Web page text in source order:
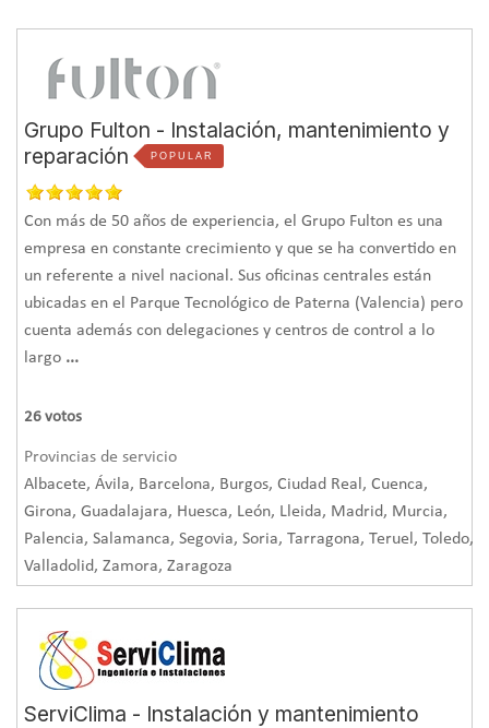
Grupo Fulton - Instalación, mantenimiento y
reparación
POPULAR
Con más de 50 años de experiencia, el Grupo Fulton es una
empresa en constante crecimiento y que se ha convertido en
un referente a nivel nacional. Sus oficinas centrales están
ubicadas en el Parque Tecnológico de Paterna (Valencia) pero
cuenta además con delegaciones y centros de control a lo
largo ...
26 votos
Provincias de servicio
Albacete, Ávila, Barcelona, Burgos, Ciudad Real, Cuenca,
Girona, Guadalajara, Huesca, León, Lleida, Madrid, Murcia,
Palencia, Salamanca, Segovia, Soria, Tarragona, Teruel, Toledo,
Valladolid, Zamora, Zaragoza
ServiClima - Instalación y mantenimiento